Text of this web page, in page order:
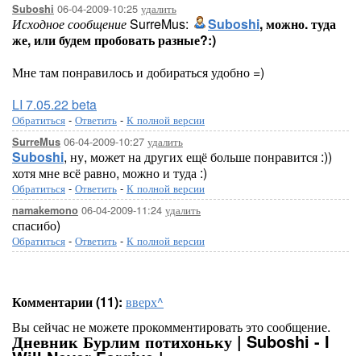
Suboshi 06-04-2009-10:25 удалить
Исходное сообщениеSurreMus: Suboshi, можно. туда
же, или будем пробовать разные?:)
Мне там понравилось и добираться удобно =)
LI 7.05.22 beta
Обратиться - Ответить - К полной версии
SurreMus 06-04-2009-10:27 удалить
Suboshi, ну, может на других ещё больше понравится :))
хотя мне всё равно, можно и туда :)
Обратиться - Ответить - К полной версии
namakemono 06-04-2009-11:24 удалить
спасибо)
Обратиться - Ответить - К полной версии
Комментарии (11): вверх^
Вы сейчас не можете прокомментировать это сообщение.
Дневник Бурлим потихоньку | Suboshi - I